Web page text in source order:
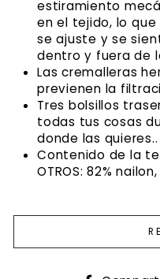
estiramiento
en el tejido, lo
se ajuste y se
dentro y fuera de
Las cremalleras
previenen la
Tres bolsillos
todas tus cosas
donde las quieres..
Contenido de la
OTROS: 82%